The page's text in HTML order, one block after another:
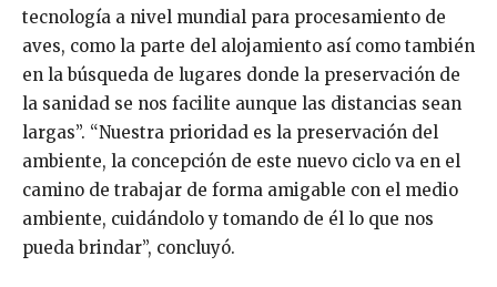
tecnología a nivel mundial para procesamiento de
aves, como la parte del alojamiento así como también
en la búsqueda de lugares donde la preservación de
la sanidad se nos facilite aunque las distancias sean
largas”. “Nuestra prioridad es la preservación del
ambiente, la concepción de este nuevo ciclo va en el
camino de trabajar de forma amigable con el medio
ambiente, cuidándolo y tomando de él lo que nos
pueda brindar”, concluyó.